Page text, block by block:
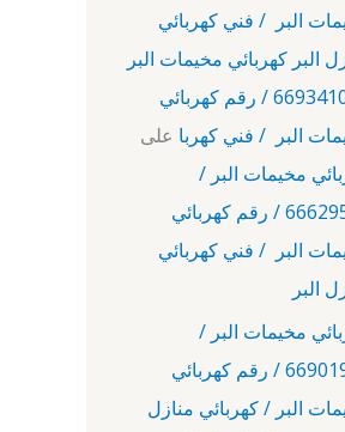
البر / فني كهربائي
البر كهربائي مخيمات البر
/ 66934100 / رقم كهربائي
البر / فني كهربا على
مخيمات البر /
66629504 / رقم كهربائي
البر / فني كهربائي
البر
مخيمات البر /
66901910 / رقم كهربائي
البر / كهربائي منازل